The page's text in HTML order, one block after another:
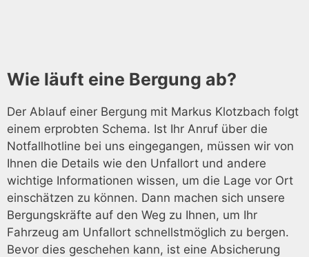
Wie läuft eine Bergung ab?
Der Ablauf einer Bergung mit Markus Klotzbach folgt
einem erprobten Schema. Ist Ihr Anruf über die
Notfallhotline bei uns eingegangen, müssen wir von
Ihnen die Details wie den Unfallort und andere
wichtige Informationen wissen, um die Lage vor Ort
einschätzen zu können. Dann machen sich unsere
Bergungskräfte auf den Weg zu Ihnen, um Ihr
Fahrzeug am Unfallort schnellstmöglich zu bergen.
Bevor dies geschehen kann, ist eine Absicherung